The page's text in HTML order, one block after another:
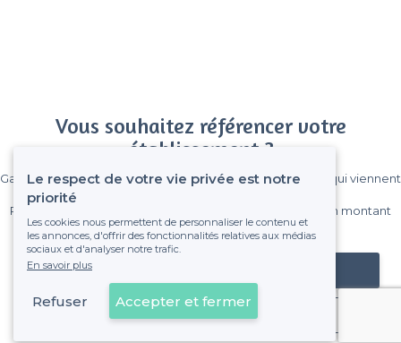
Vous souhaitez référencer votre
établissement ?
Gagnez de nombreux clients parmi le million de visiteurs qui viennent
Pas de commissions et sans engagement, vous payez un montant
fixe sans risque de voir déraper la facture.
Référencer mon établissement
Déjà client
Le respect de votre vie privée est notre
priorité
Les cookies nous permettent de personnaliser le contenu et
les annonces, d'offrir des fonctionnalités relatives aux médias
sociaux et d'analyser notre trafic.
En savoir plus
Refuser Accepter et fermer